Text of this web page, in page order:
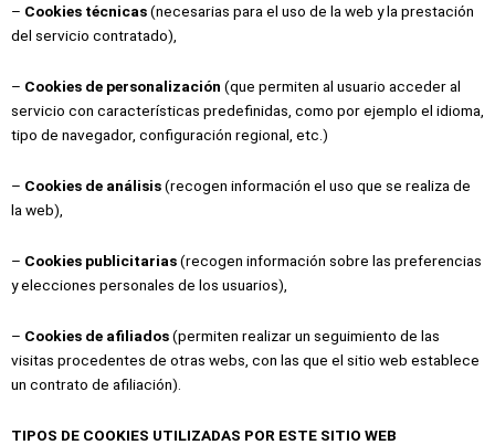
– Cookies técnicas(necesarias para el uso de la web y la prestación
del servicio contratado),
– Cookies de personalización (que permiten al usuario acceder al
servicio con características predefinidas, como por ejemplo el idioma,
tipo de navegador, configuración regional, etc.)
– Cookies de análisis(recogen información el uso que se realiza de
la web),
– Cookies publicitarias(recogen información sobre las preferencias
y elecciones personales de los usuarios),
– Cookies de afiliados(permiten realizar un seguimiento de las
visitas procedentes de otras webs, con las que el sitio web establece
un contrato de afiliación).
TIPOS DE COOKIES UTILIZADAS POR ESTE SITIO WEB